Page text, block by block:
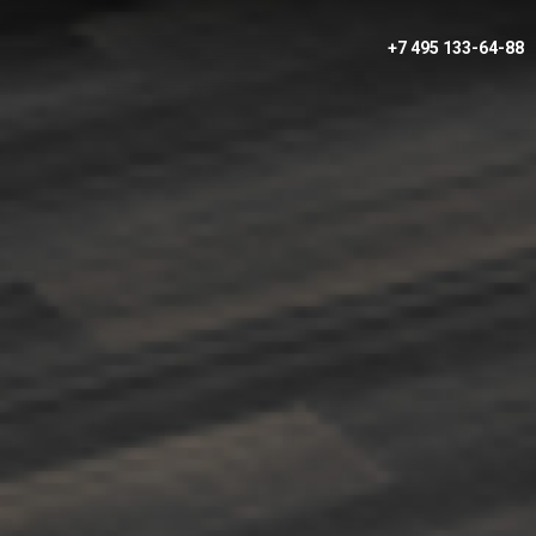
+7 495 133-64-88